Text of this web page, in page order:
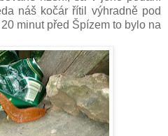
náš kočár řítil výhradně pod
minut před Špízem to bylo na